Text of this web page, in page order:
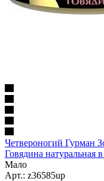
Четвероногий Гурман
Говядина натуральная
Мало
Арт.: z36585up